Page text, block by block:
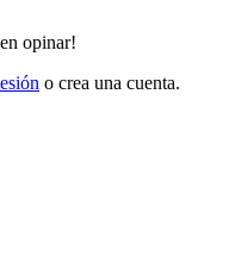
opinar!
o crea una cuenta.